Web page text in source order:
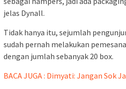
jelas Dynall.
Tidak hanya itu, sejumlah
sudah pernah melakukan
dengan jumlah sebanyak 20 box.
BACA JUGA : Dimyati: Jangan Sok